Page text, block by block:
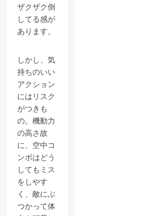
ザクザク倒
してる感が
あります。
しかし、気
持ちのいい
アクション
にはリスク
がつきも
の。機動力
の高さ故
に、空中コ
ンボはどう
してもミス
をしやす
く、敵にぶ
つかって体